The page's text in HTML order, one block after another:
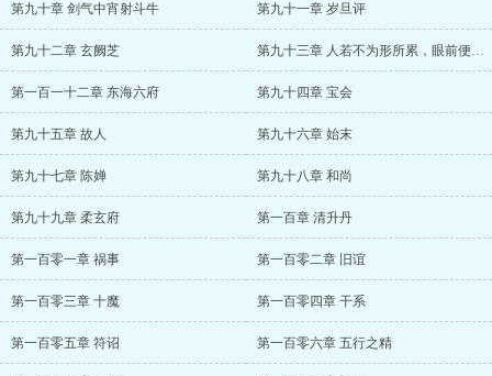
第九十章 剑气中宵射斗牛 第九十一章 岁旦评
第九十二章 玄阙芝 第九十三章 人若不为形所累，眼前便是大罗天
第一百一十二章 东海六府 第九十四章 宝会
第九十五章 故人 第九十六章 始末
第九十七章 陈婵 第九十八章 和尚
第九十九章 柔玄府 第一百章 清升丹
第一百零一章 祸事 第一百零二章 旧谊
第一百零三章 十魔 第一百零四章 干系
第一百零五章 符诏 第一百零六章 五行之精